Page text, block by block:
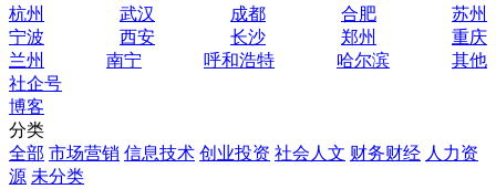
杭州
武汉 成都 合肥
苏州
宁波
西安 长沙 郑州
重庆
兰州
南宁 呼和浩特 哈尔滨
其他
社企号
博客
分类
全部 市场营销 信息技术 创业投资 社会人文 财务财经 人力资
源 未分类